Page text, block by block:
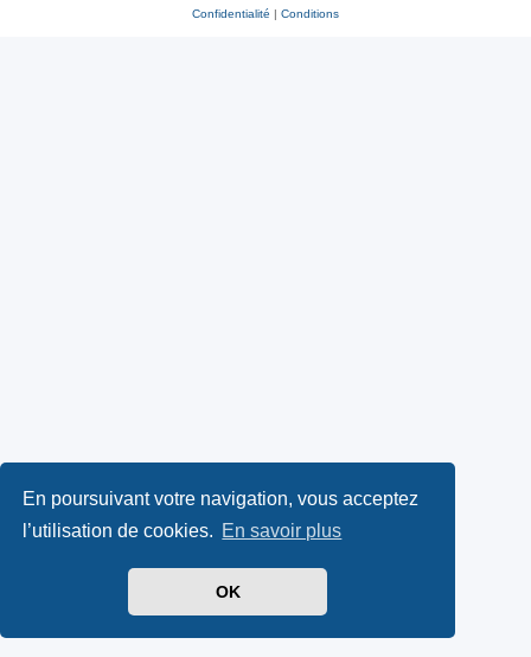
En poursuivant votre navigation, vous acceptez
l’utilisation de cookies. En savoir plus
OK
Confidentialité | Conditions